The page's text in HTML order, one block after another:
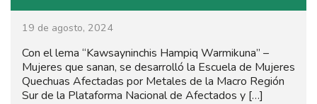
19 de agosto, 2024
Con el lema “Kawsayninchis Hampiq Warmikuna” –
Mujeres que sanan, se desarrolló la Escuela de Mujeres
Quechuas Afectadas por Metales de la Macro Región
Sur de la Plataforma Nacional de Afectados y […]